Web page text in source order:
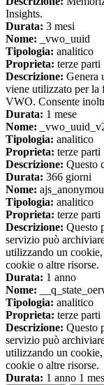
Insights.
Durata: 3 mesi
Nome: _vwo_uuid
Tipologia: analitico
Proprieta: terze parti
Descrizione: Genera
viene utilizzato per la
VWO. Consente
Durata: 1 mese
Nome:
Tipologia: analitico
Proprieta: terze parti
Descrizione: Questo
Durata: 366 giorni
Nome:
Tipologia: analitico
Proprieta: terze parti
Descrizione: Questo
servizio può
utilizzando un
cookie o altre risorse.
Durata: 1 anno
Nome:
Tipologia: analitico
Proprieta: terze parti
Descrizione: Questo
servizio può
utilizzando un
cookie o altre risorse.
Durata: 1 anno 1